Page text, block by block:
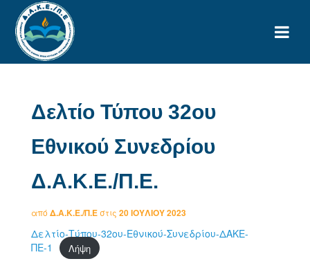
Δελτίο Τύπου 32ου
Εθνικού Συνεδρίου
Δ.Α.Κ.Ε./Π.Ε.
από Δ.Α.Κ.Ε./Π.Εστις 20 ΙΟΥΛΊΟΥ 2023
Δελτίο-Τύπου-32ου-Εθνικού-Συνεδρίου-ΔΑΚΕ-
ΠΕ-1
Λήψη